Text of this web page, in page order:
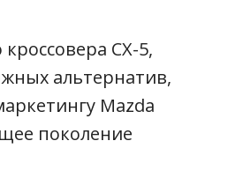
CX-5,
альтернатив,
Mazda
поколение